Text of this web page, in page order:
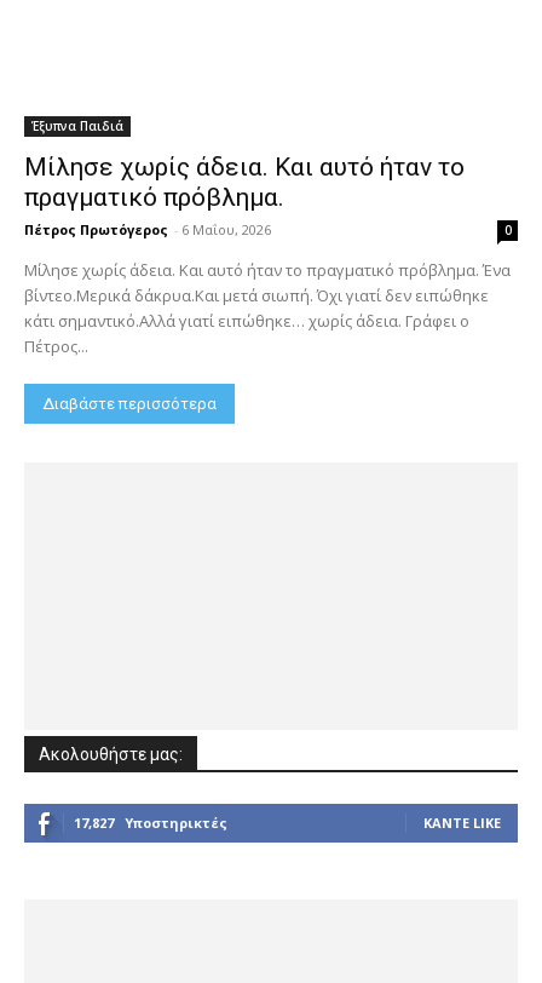
Έξυπνα Παιδιά
Μίλησε χωρίς άδεια. Και αυτό ήταν το
πραγματικό πρόβλημα.
Πέτρος Πρωτόγερος - 6 Μαΐου, 2026 0
Μίλησε χωρίς άδεια. Και αυτό ήταν το πραγματικό πρόβλημα. Ένα
βίντεο.Μερικά δάκρυα.Και μετά σιωπή. Όχι γιατί δεν ειπώθηκε
κάτι σημαντικό.Αλλά γιατί ειπώθηκε… χωρίς άδεια. Γράφει ο
Πέτρος...
Διαβάστε περισσότερα
Ακολουθήστε μας:
17,827 Υποστηρικτές ΚΆΝΤΕ LIKE